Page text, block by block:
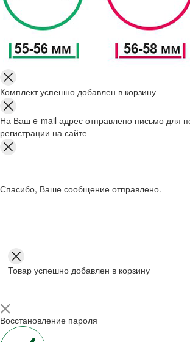
Комплект успешно добавлен в корзину
На Ваш e-mail адрес отправлено письмо для
регистрации на сайте
Спасибо, Ваше сообщение отправлено.
Товар успешно добавлен в корзину
Восстановление пароля